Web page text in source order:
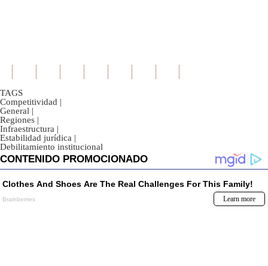
TAGS
Competitividad |
General |
Regiones |
Infraestructura |
Estabilidad jurídica |
Debilitamiento institucional